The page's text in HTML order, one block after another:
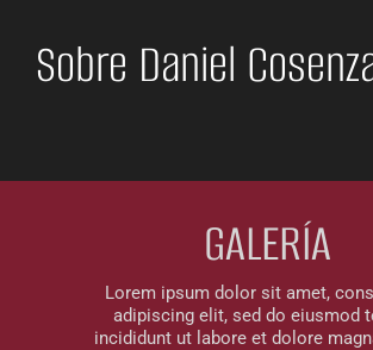
Sobre Daniel
GALERÍA
Lorem ipsum dolor sit amet,
adipiscing elit, sed do eiusmod
incididunt ut labore et dolore